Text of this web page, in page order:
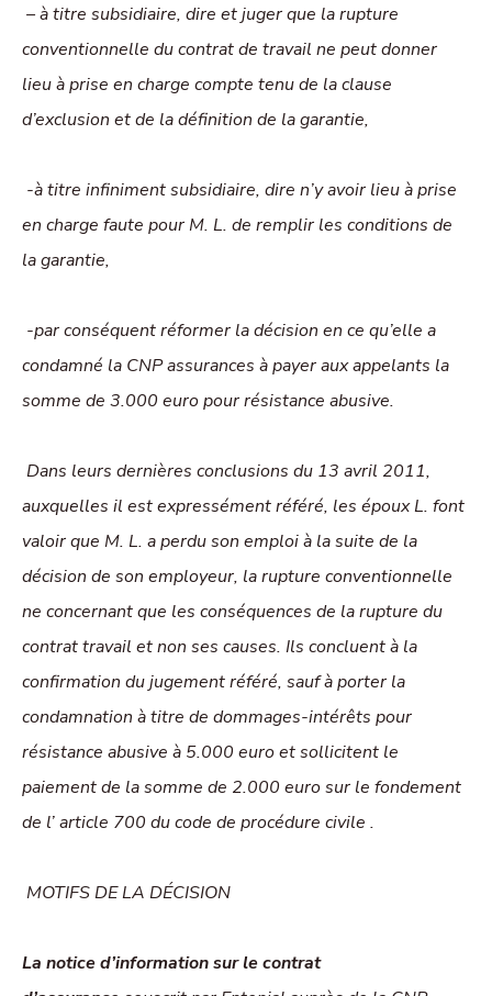
– à titre subsidiaire, dire et juger que la rupture
conventionnelle du contrat de travail ne peut donner
lieu à prise en charge compte tenu de la clause
d’exclusion et de la définition de la garantie,
-à titre infiniment subsidiaire, dire n’y avoir lieu à prise
en charge faute pour M. L. de remplir les conditions de
la garantie,
-par conséquent réformer la décision en ce qu’elle a
condamné la CNP assurances à payer aux appelants la
somme de 3.000 euro pour résistance abusive.
Dans leurs dernières conclusions du 13 avril 2011,
auxquelles il est expressément référé, les époux L. font
valoir que M. L. a perdu son emploi à la suite de la
décision de son employeur, la rupture conventionnelle
ne concernant que les conséquences de la rupture du
contrat travail et non ses causes. Ils concluent à la
confirmation du jugement référé, sauf à porter la
condamnation à titre de dommages-intérêts pour
résistance abusive à 5.000 euro et sollicitent le
paiement de la somme de 2.000 euro sur le fondement
de l’ article 700 du code de procédure civile .
MOTIFS DE LA DÉCISION
La notice d’information sur le contrat